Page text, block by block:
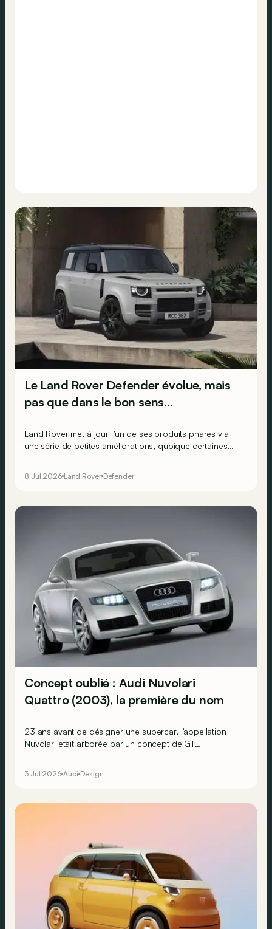
Le Land Rover Defender évolue, mais
pas que dans le bon sens…
Land Rover met à jour l’un de ses produits phares via
une série de petites améliorations, quoique certaines
8 Jul 2026 Land Rover Defender
Concept oublié : Audi Nuvolari
Quattro (2003), la première du nom
23 ans avant de désigner une supercar, l’appellation
Nuvolari était arborée par un concept de GT
3 Jul 2026 Audi Design